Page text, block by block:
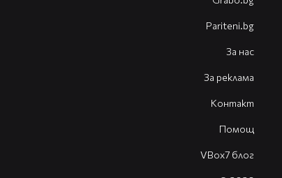
Pariteni.bg
За нас
За реклама
Контакт
Помощ
VBox7 блог